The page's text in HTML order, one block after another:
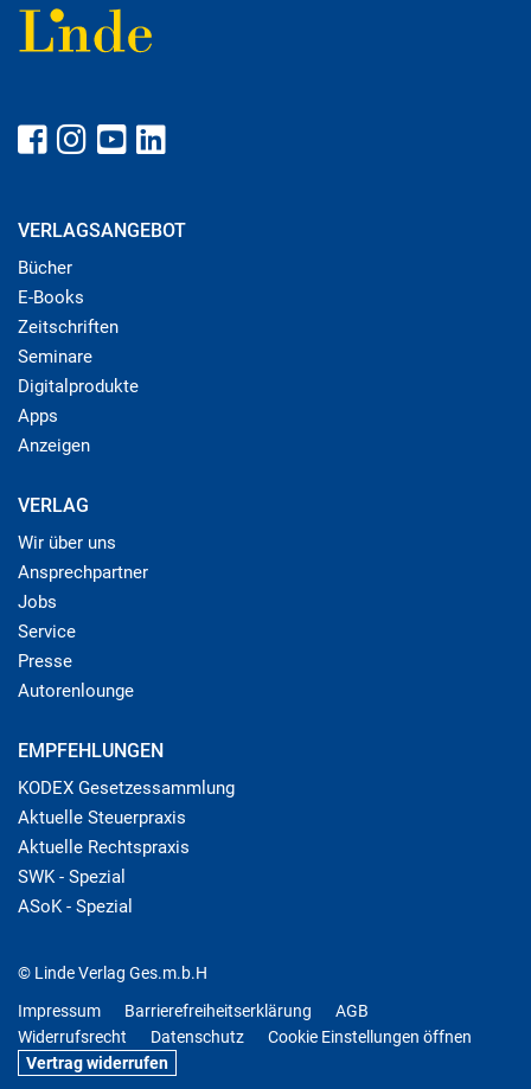
VERLAGSANGEBOT
Bücher
E-Books
Zeitschriften
Seminare
Digitalprodukte
Apps
Anzeigen
VERLAG
Wir über uns
Ansprechpartner
Jobs
Service
Presse
Autorenlounge
EMPFEHLUNGEN
KODEX Gesetzessammlung
Aktuelle Steuerpraxis
Aktuelle Rechtspraxis
SWK - Spezial
ASoK - Spezial
© Linde Verlag Ges.m.b.H
Impressum
Barrierefreiheitserklärung
AGB
Widerrufsrecht
Datenschutz
Cookie Einstellungen öffnen
Vertrag widerrufen